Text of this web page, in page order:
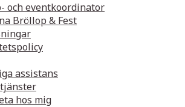
och eventkoordinator
Bröllop & Fest
assistans
hos mig